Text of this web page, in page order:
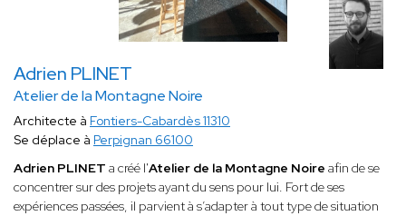
Adrien PLINET
Atelier de la Montagne Noire
Architecte à Fontiers-Cabardès 11310
Se déplace à Perpignan 66100
Adrien PLINET a créé l'Atelier de la Montagne Noire afin de se
concentrer sur des projets ayant du sens pour lui. Fort de ses
expériences passées, il parvient à s’adapter à tout type de situation